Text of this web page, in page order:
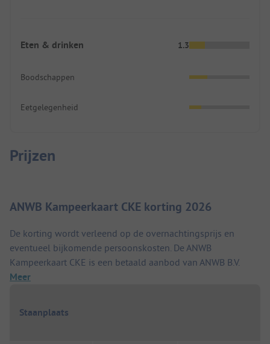
Eten & drinken 1.3
Boodschappen
Eetgelegenheid
Prijzen
ANWB Kampeerkaart CKE korting 2026
De korting wordt verleend op de overnachtingsprijs en
eventueel bijkomende persoonskosten. De ANWB
Kampeerkaart CKE is een betaald aanbod van ANWB B.V.
Meer
Staanplaats